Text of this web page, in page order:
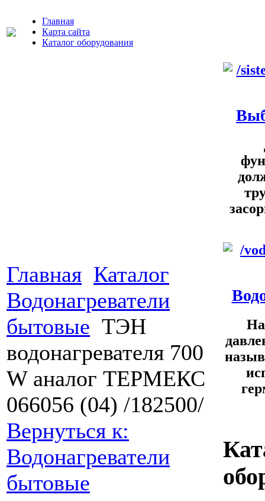
Главная
Карта сайта
Каталог оборудования
Главная Каталог
Водонагреватели
бытовые ТЭН
водонагревателя 700
W аналог ТЕРМЕКС
066056 (04) /182500/
Вернуться к:
Водонагреватели
бытовые